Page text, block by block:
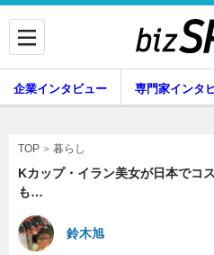
企業インタビュー 専門家インタ
TOP 暮らし
Kカップ・イラン美女が日本でコ
も…
鈴木旭